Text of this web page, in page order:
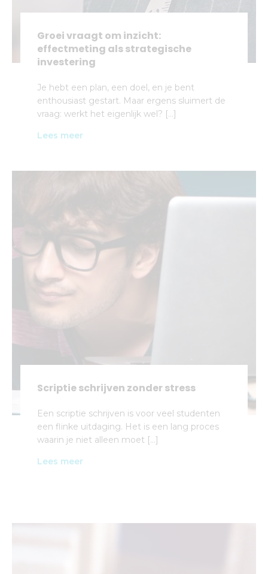
Groei vraagt om inzicht:
effectmeting als strategische
investering
Je hebt een plan, een doel, en je bent
enthousiast gestart. Maar ergens sluimert de
vraag: werkt het eigenlijk wel? […]
Lees meer
Scriptie schrijven zonder stress
Een scriptie schrijven is voor veel studenten
een flinke uitdaging. Het is een lang proces
waarin je niet alleen moet […]
Lees meer